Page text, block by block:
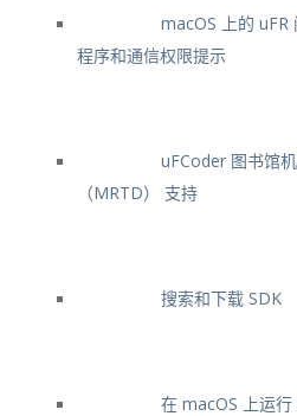
macOS 上的 uFR
程序和通信权限提示
uFCoder 图书馆
（MRTD） 支持
搜索和下载 SDK
在 macOS 上运